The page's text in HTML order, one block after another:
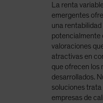
La renta
emergentes
una rentabilidad
potencialmente
valoraciones
atractivas en
que ofrecen los
desarrollados.
soluciones trata
empresas de